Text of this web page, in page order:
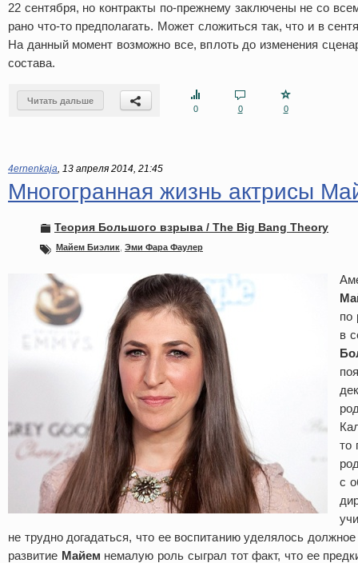
22 сентября, но контракты по-прежнему заключены не со
рано что-то предполагать. Может сложиться так, что и в
На данный момент возможно все, вплоть до изменения
состава.
Читать дальше
0
0 0
4ernenkaja, 13 апреля 2014, 21:45
Многогранная жизнь актрисы
Теория Большого взрыва / The Big Bang Theory
Майем Биэлик Эми Фара Фаулер
по
в
то
с
не трудно догадаться, что ее воспитанию уделялось
развитие Майем немалую роль сыграл тот факт, что ее